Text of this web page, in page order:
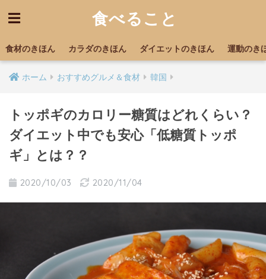
食べること
食材のきほん カラダのきほん ダイエットのきほん 運動のき
ホーム おすすめグルメ＆食材 韓国
トッポギのカロリー糖質はどれくらい？
ダイエット中でも安心「低糖質トッポ
ギ」とは？？
2020/10/03 2020/11/04